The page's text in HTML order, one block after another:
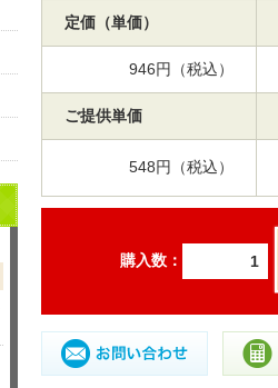
定価（単価）
946円（税込）
ご提供単価
548円（税込）
購入数：